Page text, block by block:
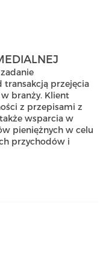
przejęcia
branży. Klient
z przepisami z
wsparcia w
pieniężnych w celu
przychodów i